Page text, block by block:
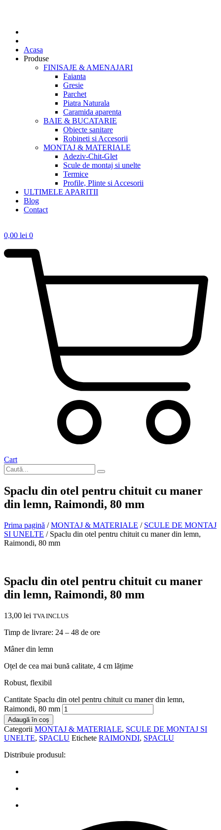
Acasa
Produse
FINISAJE & AMENAJARI
Faianta
Gresie
Parchet
Piatra Naturala
Caramida aparenta
BAIE & BUCATARIE
Obiecte sanitare
Robineti si Accesorii
MONTAJ & MATERIALE
Adeziv-Chit-Glet
Scule de montaj si unelte
Termice
Profile, Plinte si Accesorii
ULTIMELE APARITII
Blog
Contact
0,00 lei 0
Cart
Spaclu din otel pentru chituit cu maner
din lemn, Raimondi, 80 mm
Prima pagină /MONTAJ & MATERIALE / SCULE DE MONTAJ
SI UNELTE / Spaclu din otel pentru chituit cu maner din lemn,
Raimondi, 80 mm
Spaclu din otel pentru chituit cu maner
din lemn, Raimondi, 80 mm
13,00 lei TVA INCLUS
Timp de livrare: 24 – 48 de ore
Mâner din lemn
Oțel de cea mai bună calitate, 4 cm lățime
Robust, flexibil
Cantitate Spaclu din otel pentru chituit cu maner din lemn,
Raimondi, 80 mm
Adaugă în coș
Categorii MONTAJ & MATERIALE, SCULE DE MONTAJ SI
UNELTE, SPACLU Etichete RAIMONDI, SPACLU
Distribuie produsul: